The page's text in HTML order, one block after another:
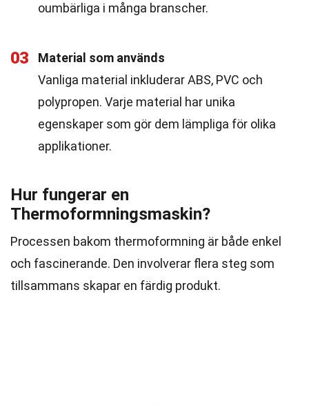
oumbärliga i många branscher.
03
Material som används
Vanliga material inkluderar ABS, PVC och
polypropen. Varje material har unika
egenskaper som gör dem lämpliga för olika
applikationer.
Hur fungerar en
Thermoformningsmaskin?
Processen bakom thermoformning är både enkel
och fascinerande. Den involverar flera steg som
tillsammans skapar en färdig produkt.